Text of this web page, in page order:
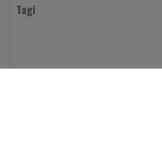
Tagi